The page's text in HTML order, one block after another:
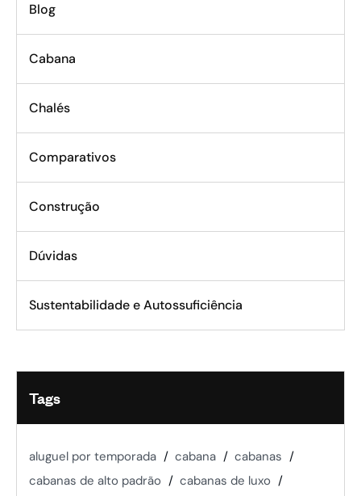
Blog
Cabana
Chalés
Comparativos
Construção
Dúvidas
Sustentabilidade e Autossuficiência
Tags
aluguel por temporada cabana
cabanas
cabanas de alto padrão
cabanas de luxo